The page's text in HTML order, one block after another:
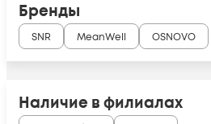
Бренды
SNR MeanWell OSNOVO
Наличие в филиалах